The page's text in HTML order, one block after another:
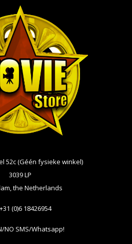
52c (Géén fysieke winkel)
3039 LP
the Netherlands
+31 (0)6 18426954
NO SMS/Whatsapp!